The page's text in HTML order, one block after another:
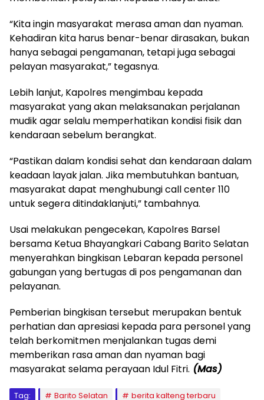
‎‎“Kita ingin masyarakat merasa aman dan nyaman.
Kehadiran kita harus benar-benar dirasakan, bukan
hanya sebagai pengamanan, tetapi juga sebagai
pelayan masyarakat,” tegasnya.
‎Lebih lanjut, Kapolres mengimbau kepada
masyarakat yang akan melaksanakan perjalanan
mudik agar selalu memperhatikan kondisi fisik dan
kendaraan sebelum berangkat.
‎“Pastikan dalam kondisi sehat dan kendaraan dalam
keadaan layak jalan. Jika membutuhkan bantuan,
masyarakat dapat menghubungi call center 110
untuk segera ditindaklanjuti,” tambahnya.
‎Usai melakukan pengecekan, Kapolres Barsel
bersama Ketua Bhayangkari Cabang Barito Selatan
menyerahkan bingkisan Lebaran kepada personel
gabungan yang bertugas di pos pengamanan dan
pelayanan.
‎Pemberian bingkisan tersebut merupakan bentuk
perhatian dan apresiasi kepada para personel yang
telah berkomitmen menjalankan tugas demi
memberikan rasa aman dan nyaman bagi
masyarakat selama perayaan Idul Fitri. (Mas)
Tag: Barito Selatan berita kalteng terbaru